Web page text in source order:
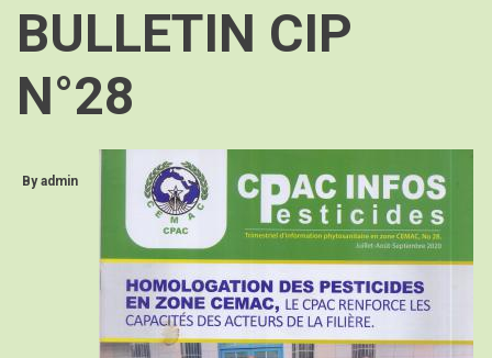
D'ARIANE
BULLETIN CIP
N°28
Byadmin